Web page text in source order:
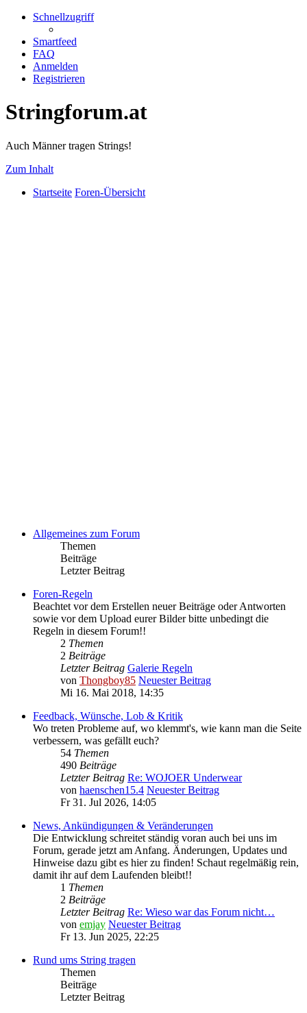
Schnellzugriff
Smartfeed
FAQ
Anmelden
Registrieren
Stringforum.at
Auch Männer tragen Strings!
Zum Inhalt
Startseite Foren-Übersicht
Allgemeines zum Forum
Themen
Beiträge
Letzter Beitrag
Foren-Regeln
Beachtet vor dem Erstellen neuer Beiträge oder Antworten
sowie vor dem Upload eurer Bilder bitte unbedingt die
Regeln in diesem Forum!!
2 Themen
2 Beiträge
Letzter Beitrag Galerie Regeln
von Thongboy85 Neuester Beitrag
Mi 16. Mai 2018, 14:35
Feedback, Wünsche, Lob & Kritik
Wo treten Probleme auf, wo klemmt's, wie kann man die Seite
verbessern, was gefällt euch?
54 Themen
490 Beiträge
Letzter Beitrag Re: WOJOER Underwear
von haenschen15.4 Neuester Beitrag
Fr 31. Jul 2026, 14:05
News, Ankündigungen & Veränderungen
Die Entwicklung schreitet ständig voran auch bei uns im
Forum, gerade jetzt am Anfang. Änderungen, Updates und
Hinweise dazu gibt es hier zu finden! Schaut regelmäßig rein,
damit ihr auf dem Laufenden bleibt!!
1 Themen
2 Beiträge
Letzter Beitrag Re: Wieso war das Forum nicht…
von emjay Neuester Beitrag
Fr 13. Jun 2025, 22:25
Rund ums String tragen
Themen
Beiträge
Letzter Beitrag